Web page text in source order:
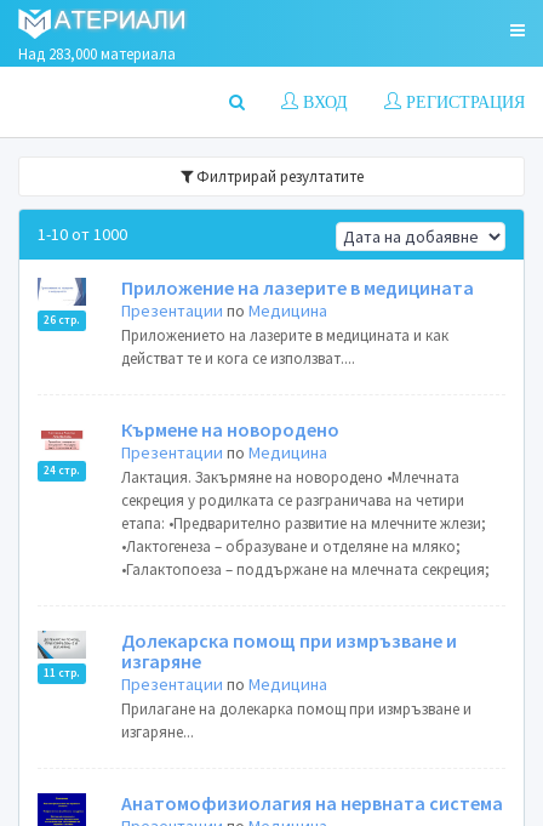
Над 283,000 материала
РЕГИСТРАЦИЯ
ВХОД
Филтрирай резултатите
1-10 от 1000
26 стр.
Приложение на лазерите в медицината
Презентации поМедицина
Приложението на лазерите в медицината и как
действат те и кога се използват....
24 стр.
Кърмене на новородено
Презентации поМедицина
Лактация. Закърмяне на новородено •Млечната
секреция у родилката се разграничава на четири
етапа: •Предварително развитие на млечните жлези;
•Лактогенеза – образуване и отделяне на мляко;
•Галактопоеза – поддържане на млечната секреция;
11 стр.
Долекарска помощ при измръзване и
изгаряне
Презентации поМедицина
Прилагане на долекарка помощ при измръзване и
изгаряне...
Анатомофизиолагия на нервната система